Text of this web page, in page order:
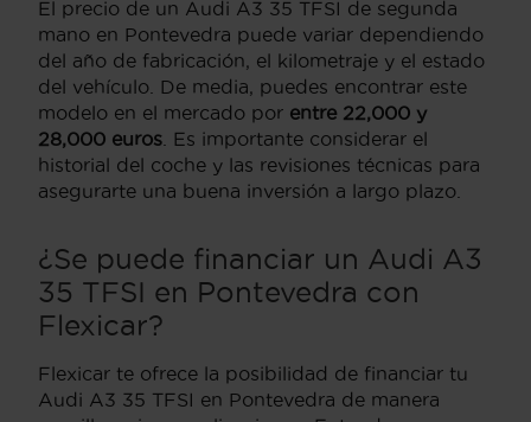
El precio de un Audi A3 35 TFSI de segunda
mano en Pontevedra puede variar dependiendo
del año de fabricación, el kilometraje y el estado
del vehículo. De media, puedes encontrar este
modelo en el mercado por entre 22,000 y
28,000 euros . Es importante considerar el
historial del coche y las revisiones técnicas para
asegurarte una buena inversión a largo plazo.
¿Se puede financiar un Audi A3
35 TFSI en Pontevedra con
Flexicar?
Flexicar te ofrece la posibilidad de financiar tu
Audi A3 35 TFSI en Pontevedra de manera